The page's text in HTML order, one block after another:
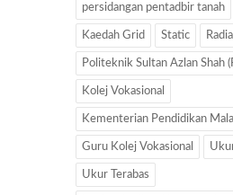
persidangan pentadbir tanah
Kaedah Grid Static Radial
Politeknik Sultan Azlan Shah
Kolej Vokasional
Kementerian Pendidikan
Guru Kolej Vokasional
Ukur Terabas